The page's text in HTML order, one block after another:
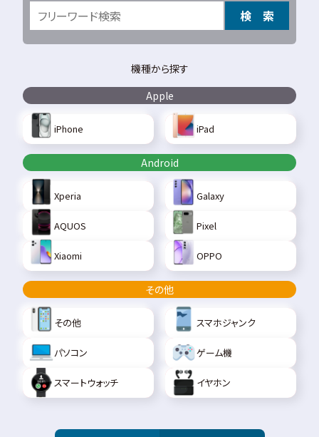
検 索
機種から探す
Apple
iPhone iPad
Android
Xperia Galaxy
AQUOS Pixel
Xiaomi OPPO
その他
その他 スマホジャンク
パソコン ゲーム機
スマートウォッチ イヤホン